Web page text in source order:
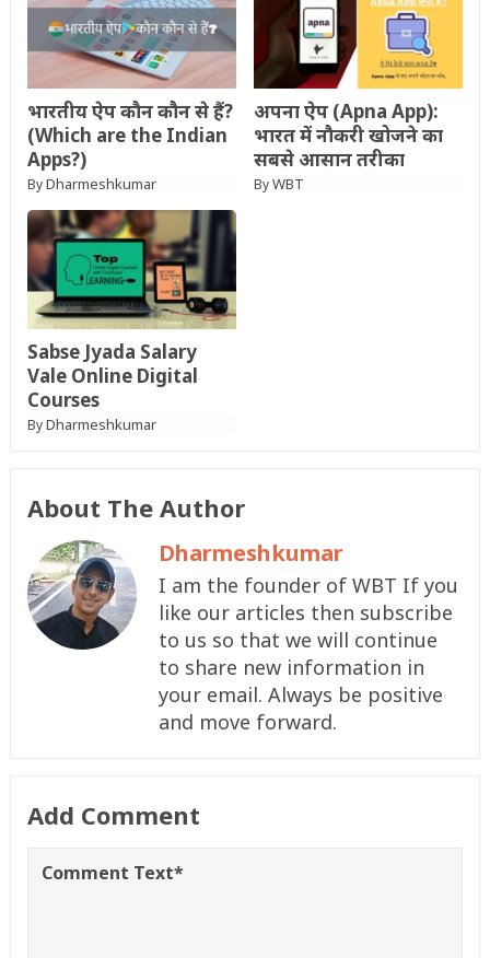
भारतीय ऐप कौन कौन से हैं?
(Which are the Indian
Apps?)
ByDharmeshkumar
अपना ऐप (Apna App):
भारत में नौकरी खोजने का
सबसे आसान तरीका
ByWBT
Sabse Jyada Salary
Vale Online Digital
Courses
ByDharmeshkumar
About The Author
Dharmeshkumar
I am the founder of WBT If you
like our articles then subscribe
to us so that we will continue
to share new information in
your email. Always be positive
and move forward.
Add Comment